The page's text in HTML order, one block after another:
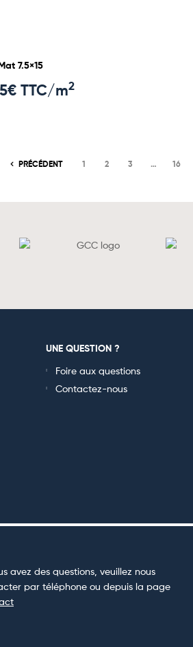
7.5×15
€ TTC/m2
PRÉCÉDENT 1 2 3 … 16
UNE QUESTION ?
Foire aux questions
Contactez-nous
avez des questions, veuillez nous
par téléphone ou depuis la page